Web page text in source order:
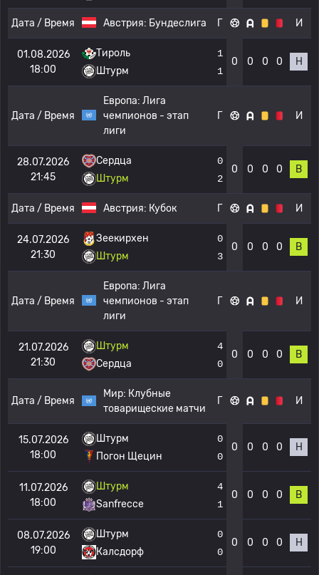
Дата / Время Австрия: Бундеслига Г И
01.08.2026
18:00
Тироль
Штурм
1
1
0 0 0 0 Н
Дата / Время
Европа: Лига
чемпионов - этап
лиги
Г И
28.07.2026
21:45
Сердца
Штурм
0
2
0 0 0 0 В
Дата / Время Австрия: Кубок Г И
24.07.2026
21:30
Зеекирхен
Штурм
0
3
0 0 0 0 В
Дата / Время
Европа: Лига
чемпионов - этап
лиги
Г И
21.07.2026
21:30
Штурм
Сердца
4
0
0 0 0 0 В
Дата / Время
Мир: Клубные
товарищеские матчи
Г И
15.07.2026
18:00
Штурм
Погон Щецин
0
0
0 0 0 0 Н
11.07.2026
18:00
Штурм
Sanfrecce
4
1
0 0 0 0 В
08.07.2026
19:00
Штурм
Калсдорф
0
0
0 0 0 0 Н